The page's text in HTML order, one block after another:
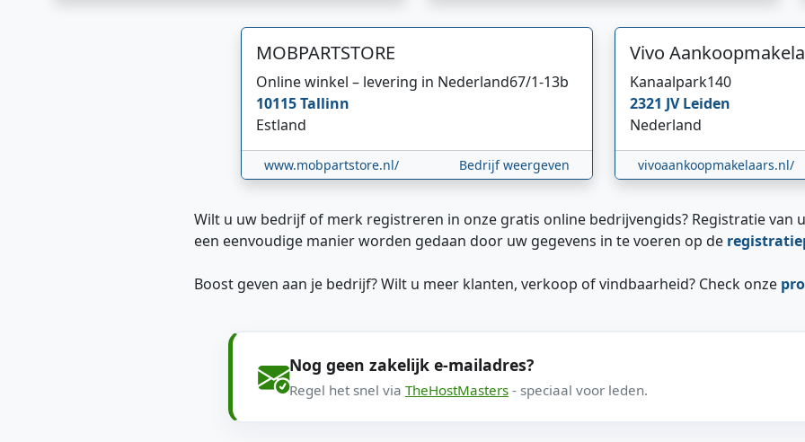
MOBPARTSTORE
Online winkel – levering in Nederland67/1-13b
10115Tallinn
Estland
www.mobpartstore.nl/ Bedrijf weergeven
Vivo
Kanaalpark140
2321 JVLeiden
Nederland
vivoaankoopmakelaars.nl/
Wilt u uw bedrijf of merk registreren in onze gratis online bedrijvengids? Registratie van
een eenvoudige manier worden gedaan door uw gegevens in te voeren op de
Boost geven aan je bedrijf? Wilt u meer klanten, verkoop of vindbaarheid? Check onze
Nog geen zakelijk e-mailadres?
Regel het snel via TheHostMasters - speciaal voor leden.